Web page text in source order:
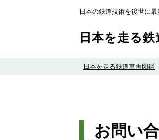
日本の鉄道技術を後世に
日本を走る
日本を走る鉄道車両図鑑
お問い